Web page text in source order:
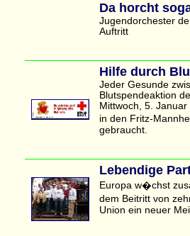
Da horcht
Jugendorchester
Auftritt
Hilfe durch
Jeder Gesunde
Blutspendeaktion
Mittwoch, 5.
in den Fritz-
gebraucht.
Lebendige
Europa w�chst
dem Beitritt von
Union ein neuer